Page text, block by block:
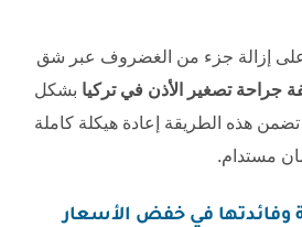
على إزالة جزء من الغضروف عبر شق
جراحة تصغير الأذن في تركيا بشكل
هذه الطريقة إعادة هيكلة كاملة
مستدام.
وفائدتها في خفض الأسعار